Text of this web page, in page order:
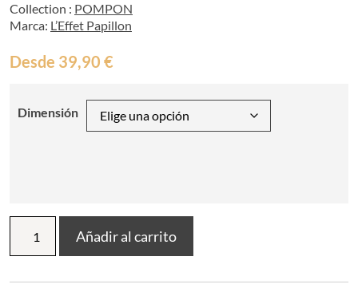
Collection : POMPON
Marca: L’Effet Papillon
Desde 39,90 €
Dimensión
sábanas
Añadir al carrito